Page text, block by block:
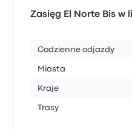
Zasięg El Norte Bis w
Codzienne odjazdy
Miasta
Kraje
Trasy